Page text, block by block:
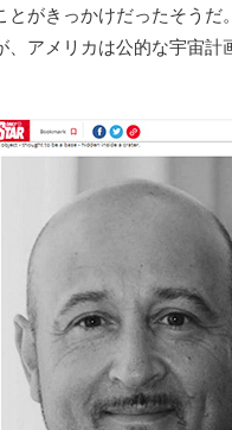
がきっかけだったそうだ
、アメリカは公的な宇宙